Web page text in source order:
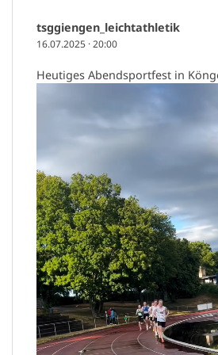
tsggiengen_leichtathletik
16.07.2025 ·20:00
Heutiges Abendsportfest in